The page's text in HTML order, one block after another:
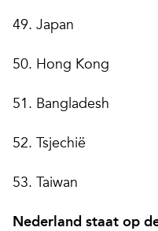
49. Japan
50. Hong Kong
51. Bangladesh
52. Tsjechië
53. Taiwan
Nederland staat op